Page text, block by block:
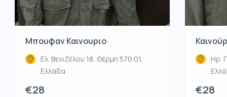
Μπουφαν Καινουριο
Ελ. Βενιζέλου 18, Θέρμη 570 01,
Ελλάδα
€28
Ηρ.
€28